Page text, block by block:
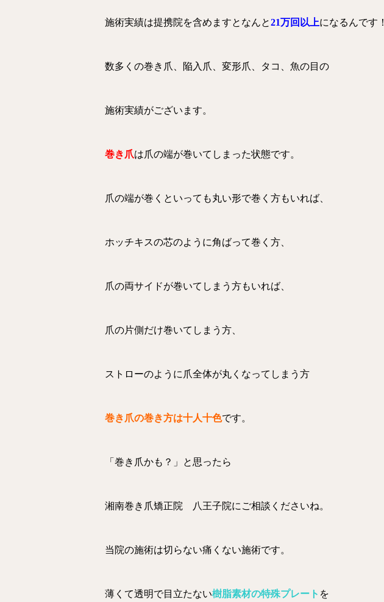
施術実績は提携院を含めますとなんと21万回以上になるんです！
数多くの巻き爪、陥入爪、変形爪、タコ、魚の目の
施術実績がございます。
巻き爪は爪の端が巻いてしまった状態です。
爪の端が巻くといっても丸い形で巻く方もいれば、
ホッチキスの芯のように角ばって巻く方、
爪の両サイドが巻いてしまう方もいれば、
爪の片側だけ巻いてしまう方、
ストローのように爪全体が丸くなってしまう方
巻き爪の巻き方は十人十色です。
「巻き爪かも？」と思ったら
湘南巻き爪矯正院 八王子院にご相談くださいね。
当院の施術は切らない痛くない施術です。
薄くて透明で目立たない樹脂素材の特殊プレート を